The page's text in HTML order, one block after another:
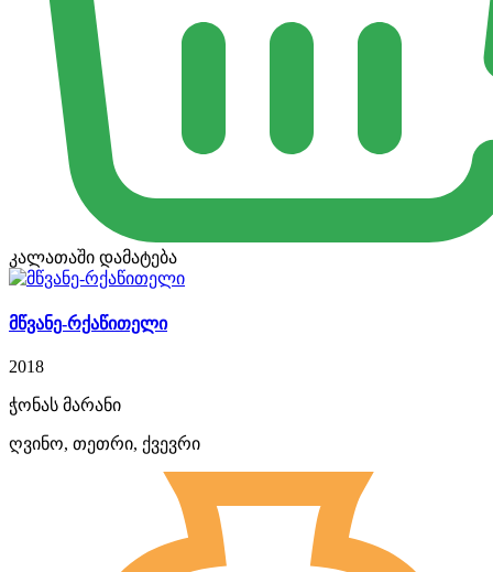
კალათაში დამატება
მწვანე-რქაწითელი
2018
ჭონას მარანი
ღვინო, თეთრი, ქვევრი